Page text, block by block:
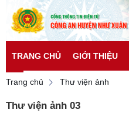
TRANG CHỦ GIỚI THIỆU
Trang chủ
Thư viện ảnh
Thư viện ảnh 03